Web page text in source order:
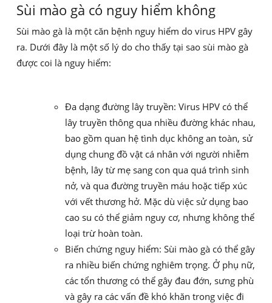
Sùi mào gà có nguy hiểm không
Sùi mào gà là một căn bệnh nguy hiểm do virus HPV gây
ra. Dưới đây là một số lý do cho thấy tại sao sùi mào gà
được coi là nguy hiểm:
Đa dạng đường lây truyền: Virus HPV có thể
lây truyền thông qua nhiều đường khác nhau,
bao gồm quan hệ tình dục không an toàn, sử
dụng chung đồ vật cá nhân với người nhiễm
bệnh, lây từ mẹ sang con qua quá trình sinh
nở, và qua đường truyền máu hoặc tiếp xúc
với vết thương hở. Mặc dù việc sử dụng bao
cao su có thể giảm nguy cơ, nhưng không thể
loại trừ hoàn toàn.
Biến chứng nguy hiểm: Sùi mào gà có thể gây
ra nhiều biến chứng nghiêm trọng. Ở phụ nữ,
các tổn thương có thể gây đau đớn, sưng phù
và gây ra các vấn đề khó khăn trong việc đi